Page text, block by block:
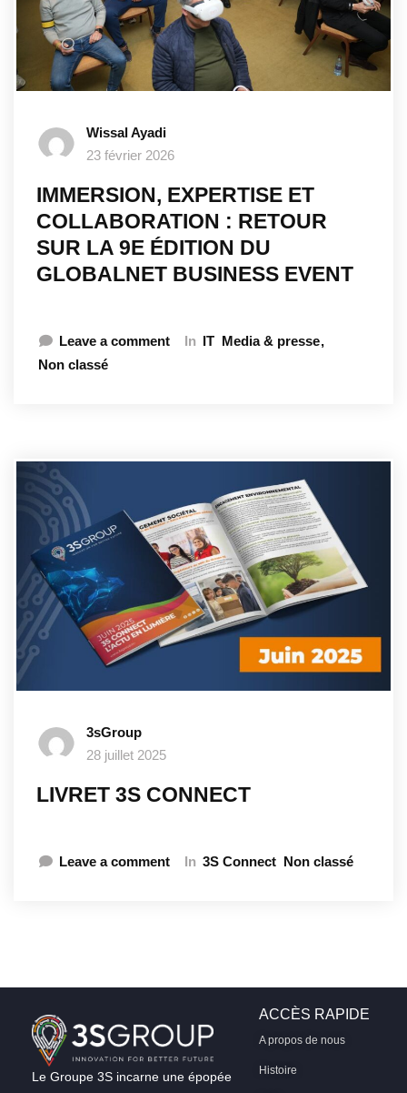
Wissal Ayadi
23 février 2026
IMMERSION, EXPERTISE ET
COLLABORATION : RETOUR
SUR LA 9E ÉDITION DU
GLOBALNET BUSINESS EVENT
Leave a comment In IT Media & presse
Non classé
3sGroup
28 juillet 2025
LIVRET 3S CONNECT
Leave a comment In 3S Connect Non classé
Le Groupe 3S incarne une épopée
ACCÈS RAPIDE
A propos de nous
Histoire